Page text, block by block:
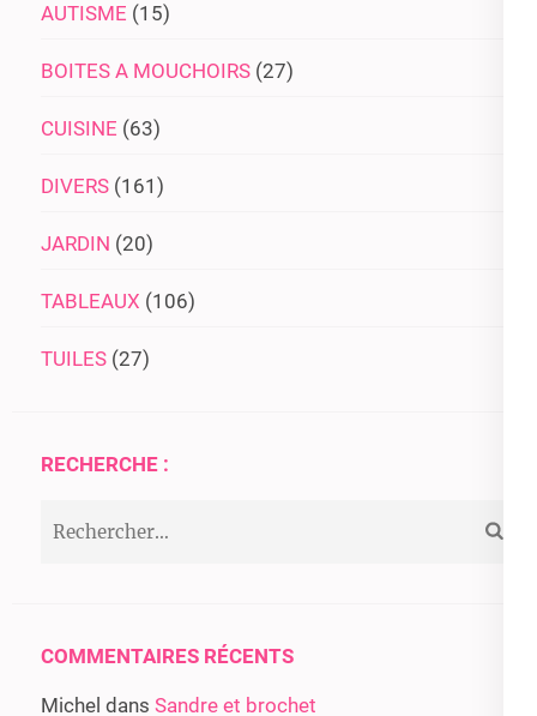
AUTISME (15)
BOITES A MOUCHOIRS (27)
CUISINE (63)
DIVERS (161)
JARDIN (20)
TABLEAUX (106)
TUILES (27)
RECHERCHE :
COMMENTAIRES RÉCENTS
Michel dans Sandre et brochet